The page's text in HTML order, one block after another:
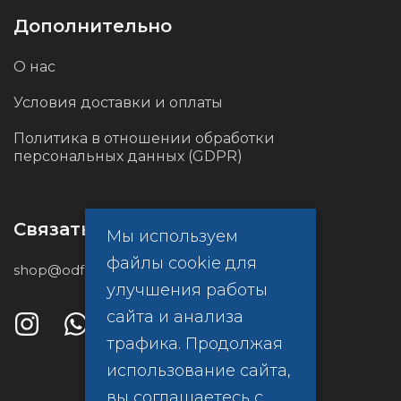
Дополнительно
О нас
Условия доставки и оплаты
Политика в отношении обработки
персональных данных (GDPR)
Связаться с нами
shop@odf.global
Мы используем
файлы cookie для
улучшения работы
сайта и анализа
трафика. Продолжая
использование сайта,